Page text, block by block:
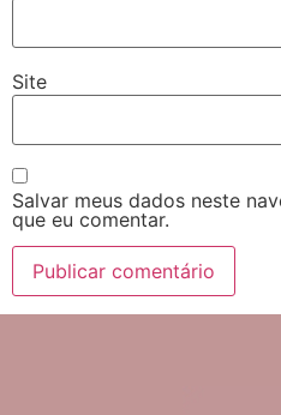
Site
Salvar meus dados neste
que eu comentar.